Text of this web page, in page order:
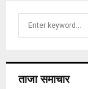
h
ताजा समाचार